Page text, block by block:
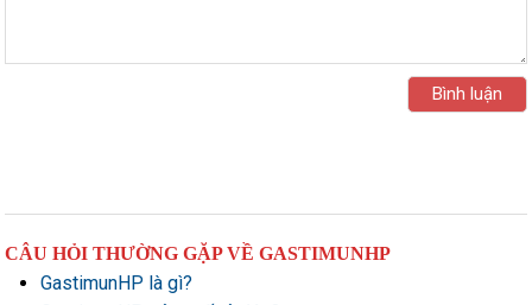
CÂU HỎI THƯỜNG GẶP VỀ GASTIMUNHP
GastimunHP là gì?